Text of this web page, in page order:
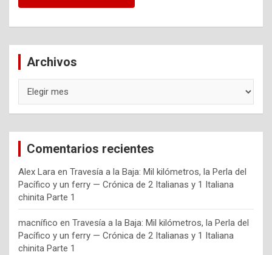
Archivos
Comentarios recientes
Alex Lara en Travesía a la Baja: Mil kilómetros, la Perla del
Pacífico y un ferry — Crónica de 2 Italianas y 1 Italiana
chinita Parte 1
macnífico en Travesía a la Baja: Mil kilómetros, la Perla del
Pacífico y un ferry — Crónica de 2 Italianas y 1 Italiana
chinita Parte 1